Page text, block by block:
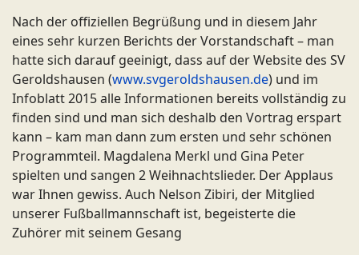
Nach der offiziellen Begrüßung und in diesem Jahr
eines sehr kurzen Berichts der Vorstandschaft – man
hatte sich darauf geeinigt, dass auf der Website des SV
Geroldshausen (www.svgeroldshausen.de) und im
Infoblatt 2015 alle Informationen bereits vollständig zu
finden sind und man sich deshalb den Vortrag erspart
kann – kam man dann zum ersten und sehr schönen
Programmteil. Magdalena Merkl und Gina Peter
spielten und sangen 2 Weihnachtslieder. Der Applaus
war Ihnen gewiss. Auch Nelson Zibiri, der Mitglied
unserer Fußballmannschaft ist, begeisterte die
Zuhörer mit seinem Gesang